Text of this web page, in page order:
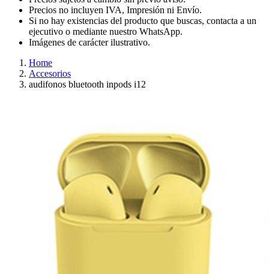
Precios no incluyen IVA, Impresión ni Envío.
Si no hay existencias del producto que buscas, contacta a un
ejecutivo o mediante nuestro WhatsApp.
Imágenes de carácter ilustrativo.
Home
Accesorios
audifonos bluetooth inpods i12